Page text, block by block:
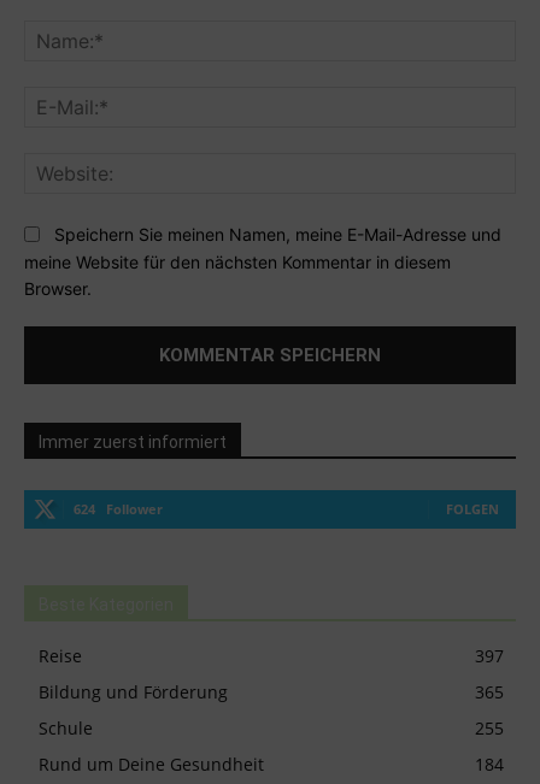
Speichern Sie meinen Namen, meine E-Mail-Adresse und
meine Website für den nächsten Kommentar in diesem
Browser.
Immer zuerst informiert
624 Follower FOLGEN
Reise
397
Bildung und Förderung
365
Schule
255
Rund um Deine Gesundheit
184